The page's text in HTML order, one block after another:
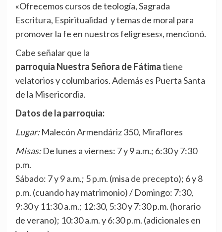
«Ofrecemos cursos de teología, Sagrada
Escritura, Espiritualidad y temas de moral para
promover la fe en nuestros feligreses», mencionó.
Cabe señalar que la
parroquia Nuestra Señora de Fátimatiene
velatorios y columbarios. Además es Puerta Santa
de la Misericordia.
Datos de la parroquia:
Lugar:Malecón Armendáriz 350, Miraflores
Misas:De lunes a viernes: 7 y 9 a.m.; 6:30 y 7:30
p.m.
Sábado: 7 y 9 a.m.; 5 p.m. (misa de precepto); 6 y 8
p.m. (cuando hay matrimonio) / Domingo: 7:30,
9:30 y 11:30 a.m.; 12:30, 5:30 y 7:30 p.m. (horario
de verano); 10:30 a.m. y 6:30 p.m. (adicionales en